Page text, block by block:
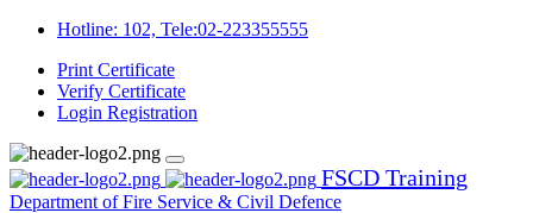
Hotline: 102, Tele:02-223355555
Print Certificate
Verify Certificate
Login Registration
FSCD Training
Department of Fire Service & Civil Defence